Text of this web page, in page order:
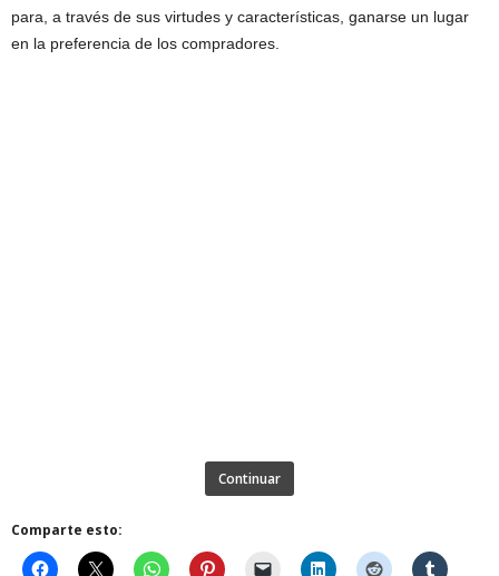
para, a través de sus virtudes y características, ganarse un lugar
en la preferencia de los compradores.
Continuar
Comparte esto: